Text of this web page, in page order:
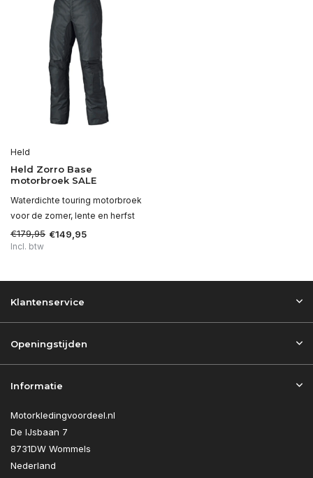
Held
Held Zorro Base
motorbroek SALE
Waterdichte touring motorbroek
voor de zomer, lente en herfst
€179,95 €149,95
Incl. btw
Klantenservice
Openingstijden
Informatie
Motorkledingvoordeel.nl
De IJsbaan 7
8731DW Wommels
Nederland